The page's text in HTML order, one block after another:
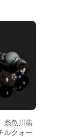
糸魚川翡
ルクォー